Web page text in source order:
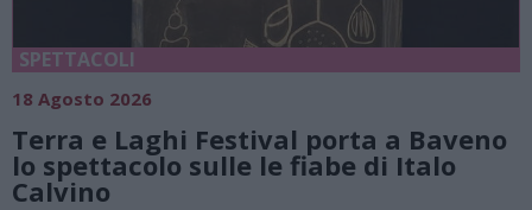
SPETTACOLI
18 Agosto 2026
Terra e Laghi Festival porta a Baveno
lo spettacolo sulle le fiabe di Italo
Calvino